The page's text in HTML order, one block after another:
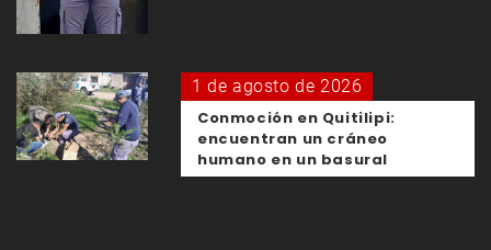
1 de agosto de 2026
Conmoción en Quitilipi:
encuentran un cráneo
humano en un basural